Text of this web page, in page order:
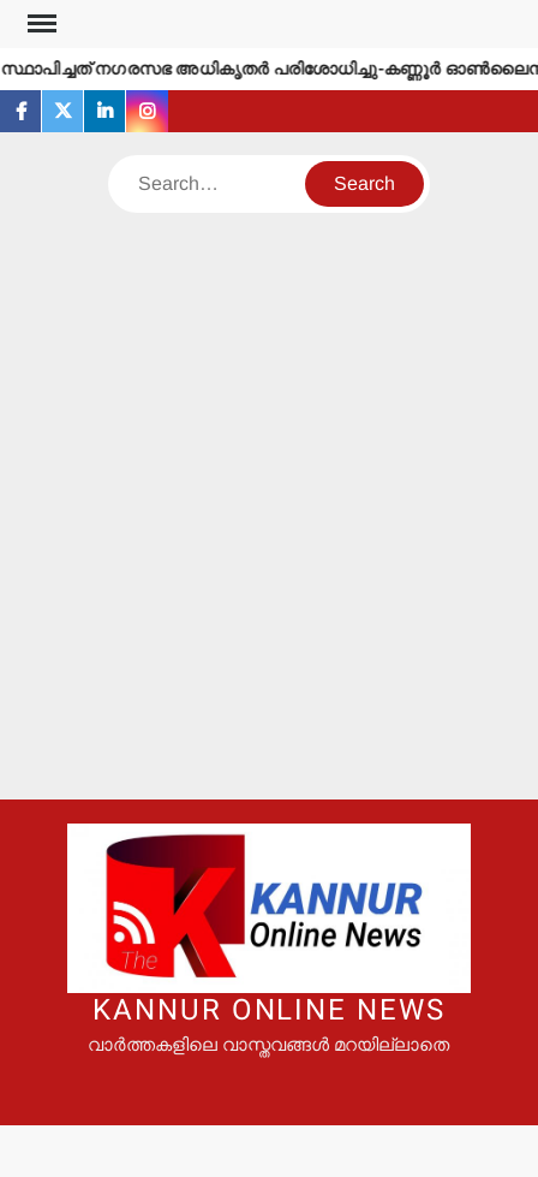
Skip
content
നഗരസഭ അധികൃതര്‍ പരിശോധിച്ചു-കണ്ണൂര്‍
facebook
twitterlinkedininstagram
Search
KANNUR ONLINE NEWS
വാർത്തകളിലെ വാസ്തവങ്ങൾ മറയില്ലാതെ